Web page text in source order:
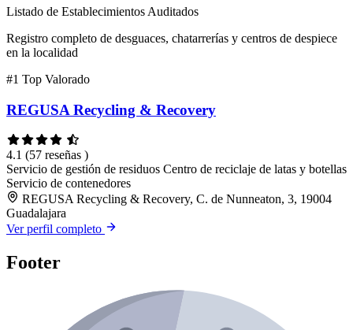
Listado de Establecimientos Auditados
Registro completo de desguaces, chatarrerías y centros de despiece
en la localidad
#1 Top Valorado
REGUSA Recycling & Recovery
4.1 (57 reseñas )
Servicio de gestión de residuos Centro de reciclaje de latas y botellas
Servicio de contenedores
REGUSA Recycling & Recovery, C. de Nunneaton, 3, 19004
Guadalajara
Ver perfil completo
Footer